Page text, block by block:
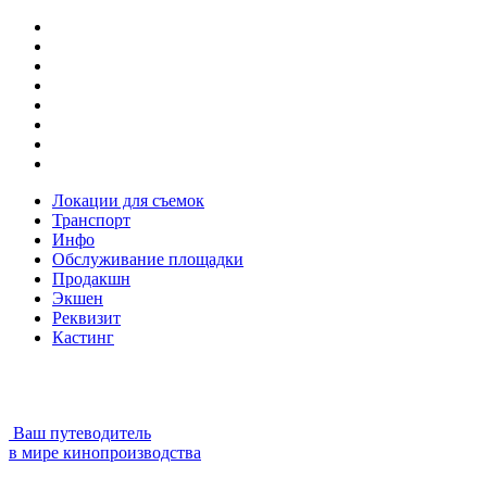
Локации для съемок
Транспорт
Инфо
Обслуживание площадки
Продакшн
Экшен
Реквизит
Кастинг
Ваш путеводитель
в мире кинопроизводства